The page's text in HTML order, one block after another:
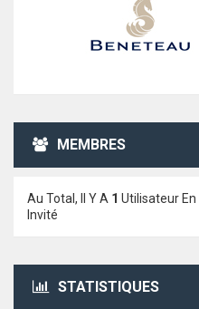
MEMBRES
Au Total, Il Y A 1 Utilisateur En
Invité
STATISTIQUES